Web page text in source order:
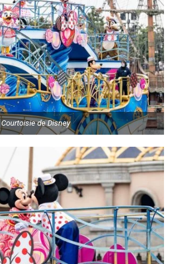
Courtoisie de Disney